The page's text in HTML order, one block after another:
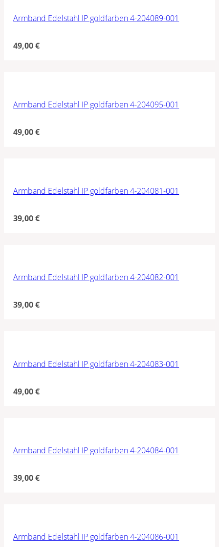
Armband Edelstahl IP goldfarben 4-204089-001
49,00€
Armband Edelstahl IP goldfarben 4-204095-001
49,00€
Armband Edelstahl IP goldfarben 4-204081-001
39,00€
Armband Edelstahl IP goldfarben 4-204082-001
39,00€
Armband Edelstahl IP goldfarben 4-204083-001
49,00€
Armband Edelstahl IP goldfarben 4-204084-001
39,00€
Armband Edelstahl IP goldfarben 4-204086-001